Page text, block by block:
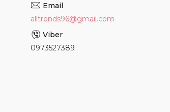
alltrends96@gmail.com
0973527389